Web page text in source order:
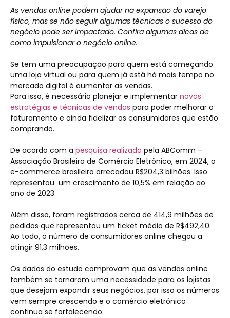
As vendas online podem ajudar na expansão do varejo
físico, mas se não seguir algumas técnicas o sucesso do
negócio pode ser impactado. Confira algumas dicas de
como impulsionar o negócio online.
Se tem uma preocupação para quem está começando
uma loja virtual ou para quem já está há mais tempo no
mercado digital é aumentar as vendas.
Para isso, é necessário planejar e implementar novas
estratégias e técnicas de vendas para poder melhorar o
faturamento e ainda fidelizar os consumidores que estão
comprando.
De acordo com a pesquisa realizada pela ABComm –
Associação Brasileira de Comércio Eletrônico, em 2024, o
e-commerce brasileiro arrecadou R$204,3 bilhões. Isso
representou um crescimento de 10,5% em relação ao
ano de 2023.
Além disso, foram registrados cerca de 414,9 milhões de
pedidos que representou um ticket médio de R$492,40.
Ao todo, o número de consumidores online chegou a
atingir 91,3 milhões.
Os dados do estudo comprovam que as vendas online
também se tornaram uma necessidade para os lojistas
que desejam expandir seus negócios, por isso os números
vem sempre crescendo e o comércio eletrônico
continua se fortalecendo.